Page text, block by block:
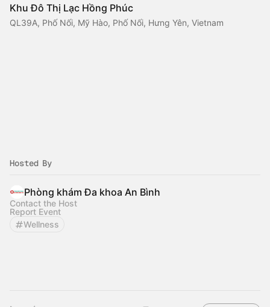
Khu Đô Thị Lạc Hồng Phúc
QL39A, Phố Nối, Mỹ Hào, Phố Nối, Hưng Yên, Vietnam
Hosted By
Phòng khám Đa khoa An Bình
Contact the Host
Report Event
Wellness